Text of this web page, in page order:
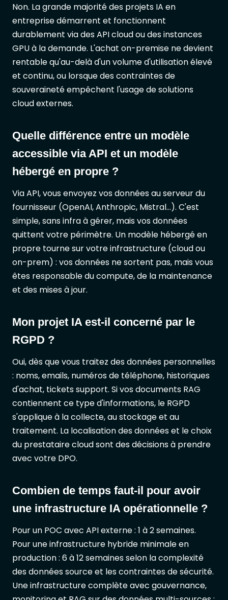
Non. La grande majorité des projets IA en
entreprise démarrent et fonctionnent
durablement via des API cloud ou des instances
GPU à la demande. L'achat on-premise ne devient
rentable qu'au-delà d'un volume d'utilisation élevé
et continu, ou lorsque des contraintes de
souveraineté empêchent l'usage de solutions
cloud externes.
Quelle différence entre un modèle
accessible via API et un modèle
hébergé en propre ?
Via API, vous envoyez vos données au serveur du
fournisseur (OpenAI, Anthropic, Mistral...). C'est
simple, sans infra à gérer, mais vos données
quittent votre périmètre. Un modèle hébergé en
propre tourne sur votre infrastructure (cloud ou
on-prem) : vos données ne sortent pas, mais vous
êtes responsable du compute, de la maintenance
et des mises à jour.
Mon projet IA est-il concerné par le
RGPD ?
Oui, dès que vous traitez des données personnelles
: noms, emails, numéros de téléphone, historiques
d'achat, tickets support. Si vos documents RAG
contiennent ce type d'informations, le RGPD
s'applique à la collecte, au stockage et au
traitement. La localisation des données et le choix
du prestataire cloud sont des décisions à prendre
avec votre DPO.
Combien de temps faut-il pour avoir
une infrastructure IA opérationnelle ?
Pour un POC avec API externe : 1 à 2 semaines.
Pour une infrastructure hybride minimale en
production : 6 à 12 semaines selon la complexité
des données source et les contraintes de sécurité.
Une infrastructure complète avec gouvernance,